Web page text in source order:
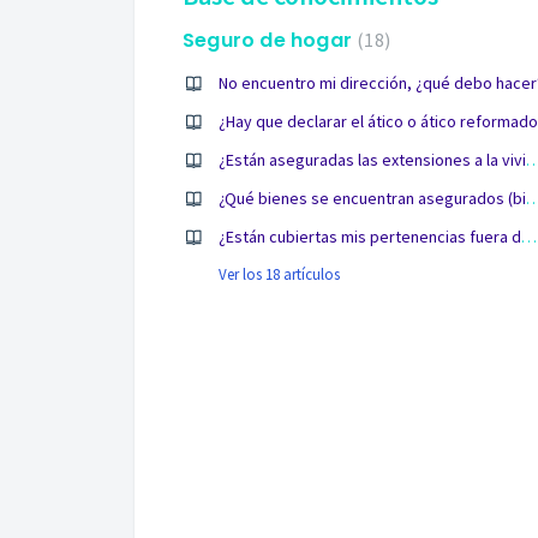
Seguro de hogar 18
No encuentro mi dirección, ¿qué debo
¿Hay que declarar el ático o ático
¿Están aseguradas las
¿Qué bienes se encuentran
¿Están cubiertas mis pertenencias fuera de mi casa?
Ver los 18 artículos